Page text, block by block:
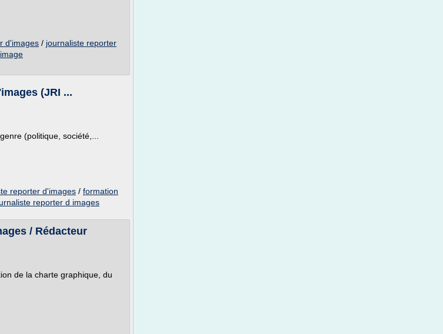
d'images / journaliste reporter
(JRI ...
(politique, société,...
reporter d'images / formation
reporter d images
/ Rédacteur
de la charte graphique, du